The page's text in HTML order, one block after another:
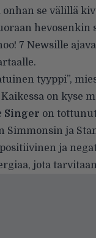
onhan se välillä
hevosenkin
7 Newsille
tyyppi”,
on kyse
Singer on
Simmonsin ja
ja
jota